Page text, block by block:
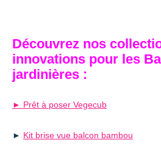
Découvrez nos
innovations pour les
jardinières :
► Prêt à poser Vegecub
► Kit brise vue balcon bambou